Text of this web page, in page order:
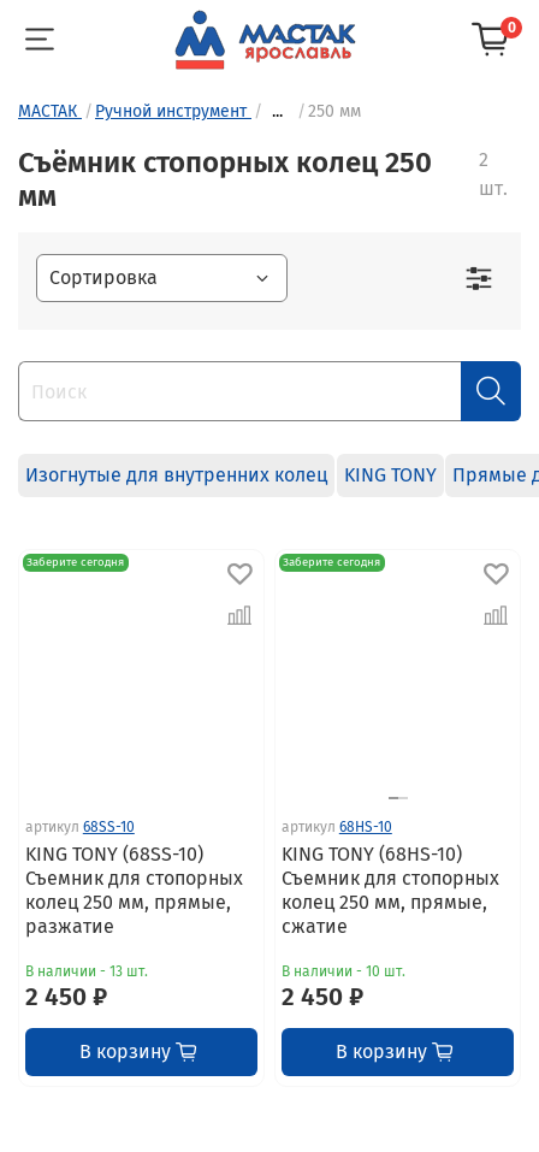
0
МАСТАК Ручной инструмент ... 250 мм
Съёмник стопорных колец 250
мм
2
шт.
Изогнутые для внутренних колец KING TONY Прямые
Заберите сегодня
артикул 68SS-10
KING TONY (68SS-10)
Съемник для стопорных
колец 250 мм, прямые,
разжатие
В наличии - 13 шт.
2 450 ₽
В корзину
Заберите сегодня
артикул 68HS-10
KING TONY (68HS-10)
Съемник для стопорных
колец 250 мм, прямые,
сжатие
В наличии - 10 шт.
2 450 ₽
В корзину